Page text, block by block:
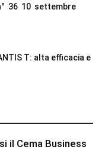
36 10 settembre
T: alta efficacia e
il Cema Business